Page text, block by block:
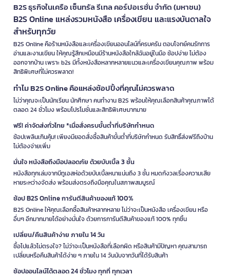
B2S ธุรกิจในเครือ เซ็นทรัล รีเทล คอร์ปอเรชั่น จำกัด (มหาชน)
B2S Online แหล่งรวมหนังสือ เครื่องเขียน และแรงบันดาลใจ
สำหรับทุกวัย
B2S Online คือร้านหนังสือและเครื่องเขียนออนไลน์ที่ครบครัน ตอบโจทย์คนรักการ
อ่านและงานเขียน ให้คุณรู้สึกเหมือนมีร้านหนังสือใกล้ฉันอยู่ในมือ ช้อปง่าย ไม่ต้อง
ออกจากบ้าน เพราะ b2s มีทั้งหนังสือหลากหลายแนวและเครื่องเขียนคุณภาพ พร้อม
สิทธิพิเศษที่ไม่ควรพลาด!
ทำไม B2S Online คือแหล่งช้อปปิ้งที่คุณไม่ควรพลาด
ไม่ว่าคุณจะเป็นนักเรียน นักศึกษา คนทำงาน B2S พร้อมให้คุณเลือกสินค้าคุณภาพได้
ตลอด 24 ชั่วโมง พร้อมโปรโมชั่นและสิทธิพิเศษมากมาย
ฟรี! ค่าจัดส่งทั่วไทย *เมื่อสั่งครบขั้นต่ำที่บริษัทกำหนด
ช้อปเพลินเกินคุ้ม! เพียงมียอดสั่งซื้อสินค้าขั้นต่ำที่บริษัทกำหนด รับสิทธิ์ส่งฟรีถึงบ้าน
ไม่ต้องจ่ายเพิ่ม
มั่นใจ หนังสือถึงมือปลอดภัย ด้วยบับเบิ้ล 3 ชั้น
หนังสือทุกเล่มจากบีทูเอสห่อด้วยบับเบิ้ลหนาแน่นถึง 3 ชั้น หมดกังวลเรื่องความเสีย
หายระหว่างจัดส่ง พร้อมส่งตรงถึงมือคุณในสภาพสมบูรณ์
ช้อป B2S Online การันตีสินค้าของแท้ 100%
B2S Online ให้คุณเลือกซื้อสินค้าหลากหลาย ไม่ว่าจะเป็นหนังสือ เครื่องเขียน หรือ
อื่นๆ อีกมากมายได้อย่างมั่นใจ ด้วยการการันตีสินค้าของแท้ 100% ทุกชิ้น
เปลี่ยน/คืนสินค้าง่าย ภายใน 14 วัน
ซื้อไปแล้วไม่ตรงใจ? ไม่ว่าจะเป็นหนังสือที่เลือกผิด หรือสินค้ามีปัญหา คุณสามารถ
เปลี่ยนหรือคืนสินค้าได้ง่าย ๆ ภายใน 14 วันนับจากวันที่ได้รับสินค้า
ช้อปออนไลน์ได้ตลอด 24 ชั่วโมง ทุกที่ ทุกเวลา